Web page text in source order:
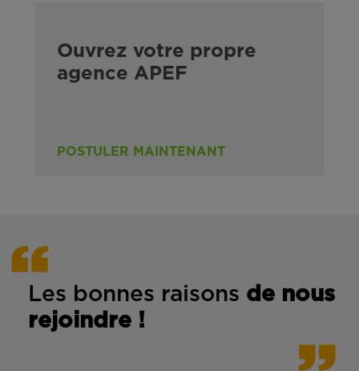
Ouvrez votre propre
agence APEF
POSTULER MAINTENANT
Les bonnes raisons de nous
rejoindre !